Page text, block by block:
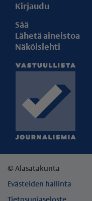
Kirjaudu
Sää
Lähetä aineistoa
Näköislehti
© Alasatakunta
Evästeiden hallinta